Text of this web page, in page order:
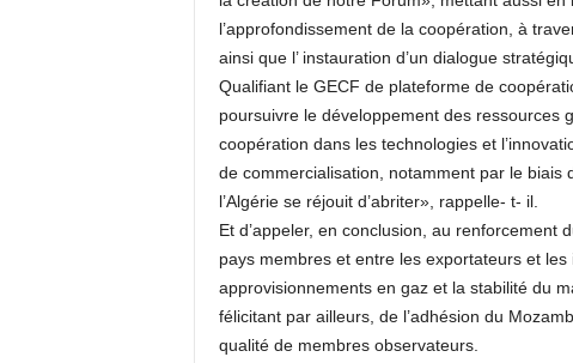
l’approfondissement de la coopération, à
ainsi que l’ instauration d’un dialogue
Qualifiant le GECF de plateforme de
poursuivre le développement des ressources
coopération dans les technologies et
de commercialisation, notamment par le biais
l’Algérie se réjouit d’abriter», rappelle- t- il.
Et d’appeler, en conclusion, au
pays membres et entre les exportateurs et
approvisionnements en gaz et la stabilité du
félicitant par ailleurs, de l’adhésion du
qualité de membres observateurs.